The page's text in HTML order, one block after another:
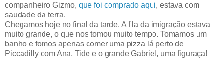
companheiro Gizmo, que foi comprado aqui, estava com
saudade da terra.
Chegamos hoje no final da tarde. A fila da imigração estava
muito grande, o que nos tomou muito tempo. Tomamos um
banho e fomos apenas comer uma pizza lá perto de
Piccadilly com Ana, Tide e o grande Gabriel, uma figuraça!